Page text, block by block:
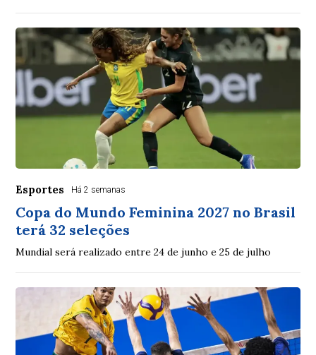
Esportes Há 2 semanas
Copa do Mundo Feminina 2027 no Brasil
terá 32 seleções
Mundial será realizado entre 24 de junho e 25 de julho